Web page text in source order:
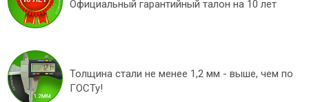
Официальный гарантийный талон на 10 лет
Толщина стали не менее 1,2 мм - выше, чем по
ГОСТу!